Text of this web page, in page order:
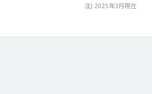
注) 2025年3月現在